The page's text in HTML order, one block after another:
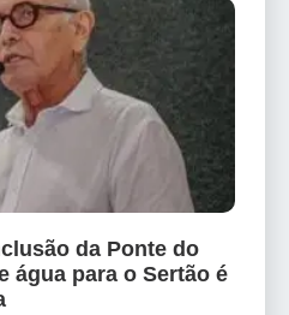
da Ponte do
água para o Sertão é